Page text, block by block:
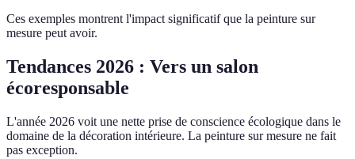
Ces exemples montrent l'impact significatif que la peinture sur
mesure peut avoir.
Tendances 2026 : Vers un salon
écoresponsable
L'année 2026 voit une nette prise de conscience écologique dans le
domaine de la décoration intérieure. La peinture sur mesure ne fait
pas exception.